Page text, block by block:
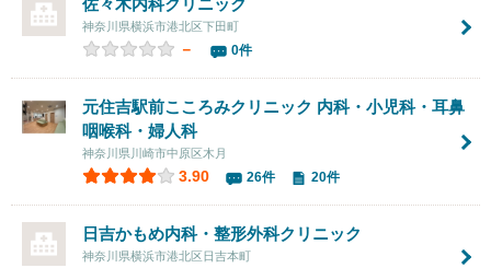
神奈川県横浜市港北区下田町
－ 0件
元住吉駅前こころみクリニック 内科・小児科・耳鼻
咽喉科・婦人科
神奈川県川崎市中原区木月
3.90 26件 20件
日吉かもめ内科・整形外科クリニック
神奈川県横浜市港北区日吉本町